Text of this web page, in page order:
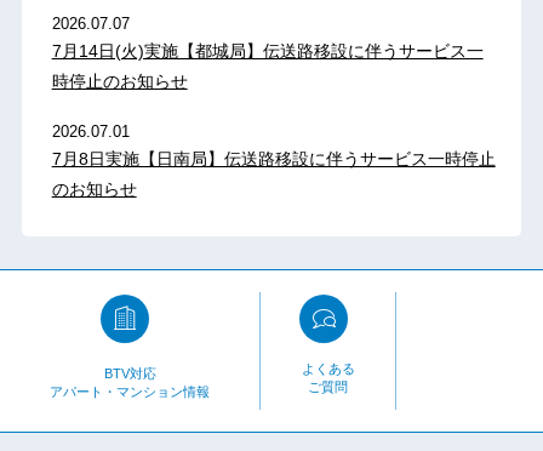
2026.07.07
7月14日(火)実施【都城局】伝送路移設に伴うサービス一
時停止のお知らせ
2026.07.01
7月8日実施【日南局】伝送路移設に伴うサービス一時停止
のお知らせ
BTV対応
アパート・マンション情報
よくある
ご質問